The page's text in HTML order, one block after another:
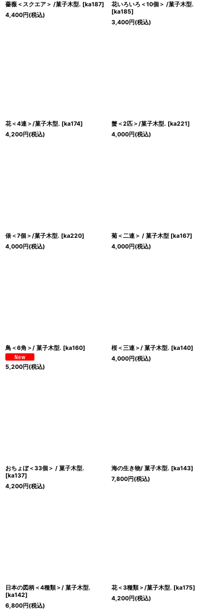
薔薇＜スクエア＞ /菓子木型. [ka187]
4,400円(税込)
花いろいろ＜10個＞ /菓子木型.
[ka185]
3,400円(税込)
花＜4連＞/菓子木型. [ka174]
4,200円(税込)
蟹＜2匹＞/菓子木型. [ka221]
4,000円(税込)
俵＜7個＞/菓子木型. [ka220]
4,000円(税込)
菊＜二連＞ / 菓子木型 [ka167]
4,000円(税込)
鳥＜6角＞/ 菓子木型. [ka160]
5,200円(税込)
桜＜三連＞/ 菓子木型. [ka140]
4,000円(税込)
おちょぼ＜33個＞ / 菓子木型.
[ka137]
4,200円(税込)
海の生き物/ 菓子木型. [ka143]
7,800円(税込)
日本の図柄＜4種類＞/ 菓子木型.
[ka142]
6,800円(税込)
花＜3種類＞/菓子木型. [ka175]
4,200円(税込)